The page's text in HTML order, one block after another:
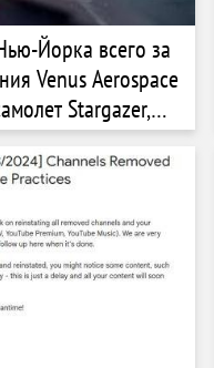
Йорка всего за
Venus Aerospace
Stargazer,
развивать
км/ч